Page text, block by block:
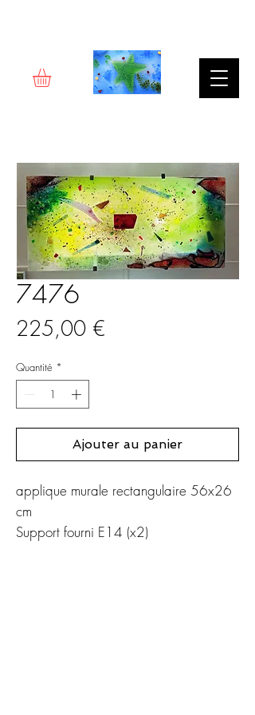
7476
225,00 €
Quantité *
Ajouter au panier
applique murale rectangulaire 56x26
cm
Support fourni E14 (x2)